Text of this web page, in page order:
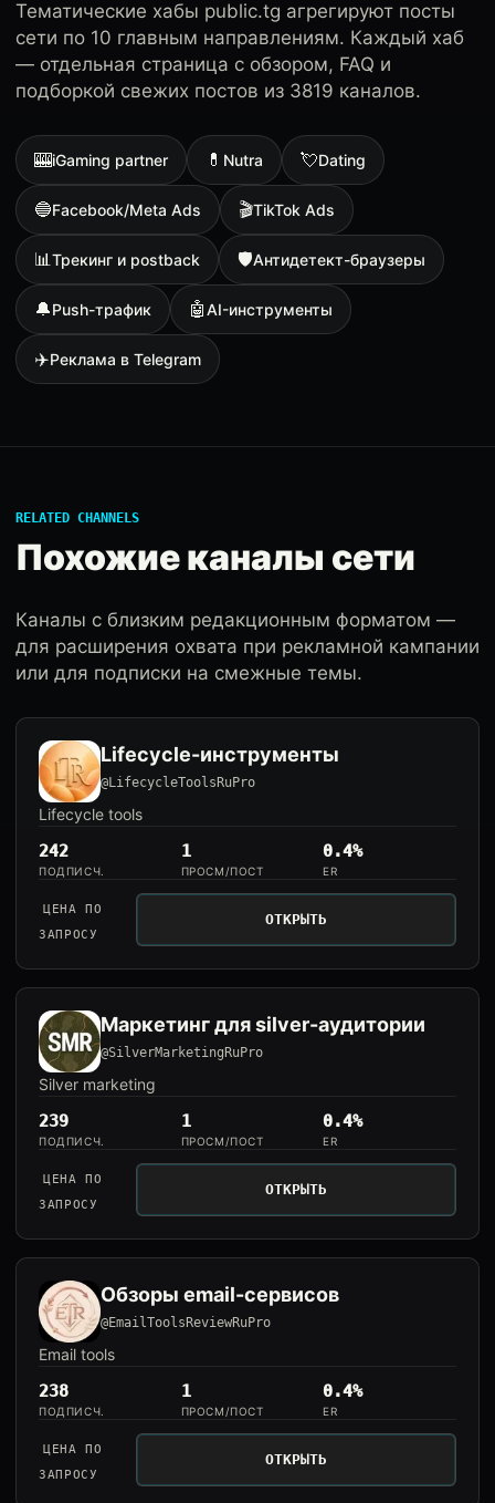
Тематические хабы public.tg агрегируют посты
сети по 10 главным направлениям. Каждый хаб
— отдельная страница с обзором, FAQ и
подборкой свежих постов из 3819 каналов.
🎰iGaming partner 💊 Nutra 💘Dating
🔵Facebook/Meta Ads 🎬TikTok Ads
📊Трекинг и postback 🛡Антидетект-браузеры
🔔Push-трафик 🤖AI-инструменты
✈️Реклама в Telegram
RELATED CHANNELS
Похожие каналы сети
Каналы с близким редакционным форматом —
для расширения охвата при рекламной кампании
или для подписки на смежные темы.
Lifecycle-инструменты
@LifecycleToolsRuPro
Lifecycle tools
242
ПОДПИСЧ.
1
ПРОСМ/ПОСТ
0.4%
ER
ЦЕНА ПО
ЗАПРОСУ
ОТКРЫТЬ
Маркетинг для silver-аудитории
@SilverMarketingRuPro
Silver marketing
239
ПОДПИСЧ.
1
ПРОСМ/ПОСТ
0.4%
ER
ЦЕНА ПО
ЗАПРОСУ
ОТКРЫТЬ
Обзоры email-сервисов
@EmailToolsReviewRuPro
Email tools
238
ПОДПИСЧ.
1
ПРОСМ/ПОСТ
0.4%
ER
ЦЕНА ПО
ЗАПРОСУ
ОТКРЫТЬ